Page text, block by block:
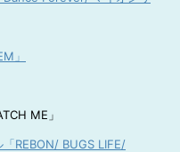
」
ME」
REBON/ BUGS LIFE/